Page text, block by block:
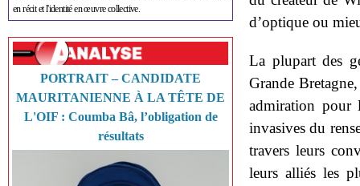
en récit et l'identité en œuvre collective.
PORTRAIT – CANDIDATE
MAURITANIENNE À LA TÊTE DE
L'OIF : Coumba Bâ, l’obligation de
résultats
d’optique ou
La plupart des
Grande
admiration pour
invasives du
travers leurs
leurs alliés les